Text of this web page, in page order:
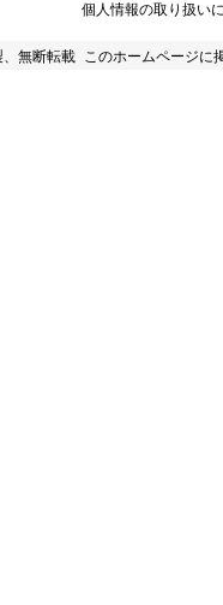
個人情報の取り扱い
、無断転載 このホームページに